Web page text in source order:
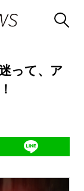
って、ア